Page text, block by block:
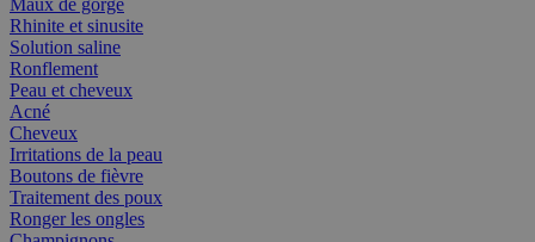
Maux de gorge
Rhinite et sinusite
Solution saline
Ronflement
Peau et cheveux
Acné
Cheveux
Irritations de la peau
Boutons de fièvre
Traitement des poux
Ronger les ongles